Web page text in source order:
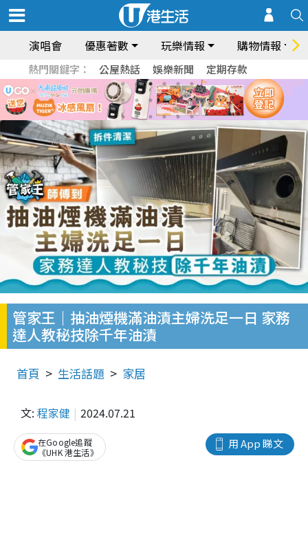
演唱會 優惠著數 玩樂情報 購物情報
熱門關鍵字： 公屋熱話 娛樂新聞 定期存款
管家王｜抽油煙機滿油漬主婦洗足一日 家務
達人教秘技除千年油漬
首頁 生活話題 家居
文: 程家健 2024.07.21
用 App 睇文
在Google追蹤
《UHK 港生活》